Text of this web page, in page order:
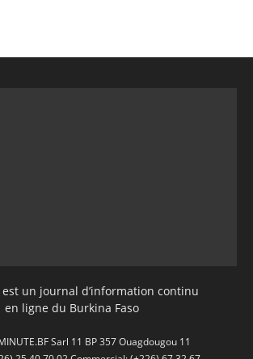
un journal d’information continu
en ligne du Burkina Faso
Sarl 11 BP 357 Ouagdougou 11